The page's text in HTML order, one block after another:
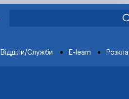
Відділи/Служби E-learn